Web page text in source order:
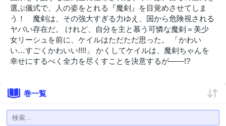
選ぶ儀式で、人の姿をとれる『魔剣』を目覚めさせてしま
う！ 魔剣は、その強大すぎる力ゆえ、国から危険視される
ヤバい存在だ。 けれど、自分を主と慕う可憐な魔剣＝美少
女リーシュを前に、ケイルはただただ思った。 「かわい
い…すごくかわいい!!!!」 かくしてケイルは、魔剣ちゃんを
幸せにするべく全力を尽くすことを決意するが――!?
巻一覧